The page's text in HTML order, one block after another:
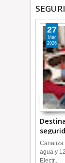
+Video
27
Mar
2026
Canaliza
agua y
Electr...